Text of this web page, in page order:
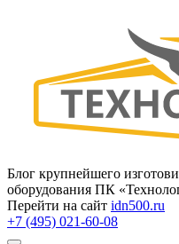
Блог крупнейшего
оборудования ПК
Перейти на сайт idn500.ru
+7 (495) 021-60-08